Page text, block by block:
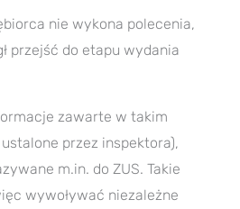
nie wykona polecenia,
przejść do etapu wydania
zawarte w takim
przez inspektora),
m.in. do ZUS. Takie
wywoływać niezależne